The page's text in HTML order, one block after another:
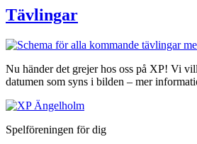
Tävlingar
Nu händer det grejer hos oss på XP! Vi
datumen som syns i bilden – mer
Spelföreningen för dig